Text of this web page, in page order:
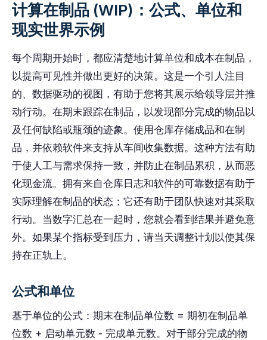
计算在制品 (WIP)：公式、单位和
现实世界示例
每个周期开始时，都应清楚地计算单位和成本在制品，
以提高可见性并做出更好的决策。这是一个引人注目
的、数据驱动的视图，有助于您将其展示给领导层并推
动行动。在期末跟踪在制品，以发现部分完成的物品以
及任何缺陷或瓶颈的迹象。使用仓库存储成品和在制
品，并依赖软件来支持从车间收集数据。这种方法有助
于使人工与需求保持一致，并防止在制品累积，从而恶
化现金流。拥有来自仓库日志和软件的可靠数据有助于
实际理解在制品的状态；它还有助于团队快速对其采取
行动。当数字汇总在一起时，您就会看到结果并避免意
外。如果某个指标受到压力，请当天调整计划以使其保
持在正轨上。
公式和单位
基于单位的公式：期末在制品单位数 = 期初在制品单
位数 + 启动单元数 - 完成单元数。对于部分完成的物